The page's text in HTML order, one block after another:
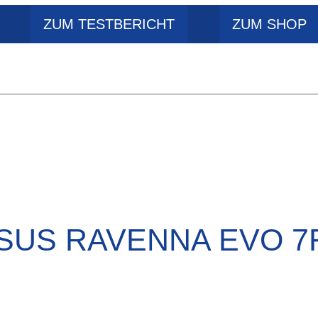
ZUM TESTBERICHT ZUM SHOP
RAVENNA EVO